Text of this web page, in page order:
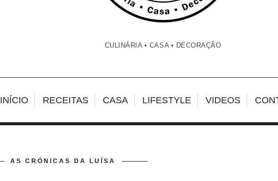
CULINÁRIA • CASA • DECORAÇÃO
INÍCIO RECEITAS CASA LIFESTYLE VIDEOS
AS CRÓNICAS DA LUÍSA